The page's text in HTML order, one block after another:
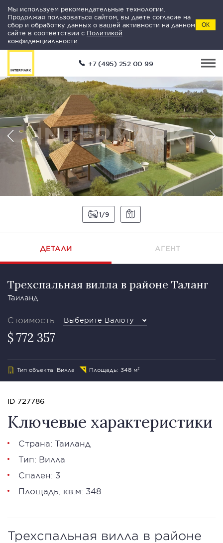
Мы используем рекомендательные технологии.
Продолжая пользоваться сайтом, вы даете согласие на
сбор и обработку данных о вашей активности на данном
сайте в соответствии с Политикой
конфиденциальности
ОК
+7 (495) 252 00 99
1 9
ДЕТАЛИ АГЕНТ
Трехспальная вилла в районе Таланг
Таиланд
Стоимость Выберите Валюту
$ 772 357
Тип объекта: Вилла Площадь: 348 м²
ID 727786
Ключевые характеристики
Страна: Таиланд
Тип: Вилла
Спален: 3
Площадь, кв.м: 348
Трехспальная вилла в районе